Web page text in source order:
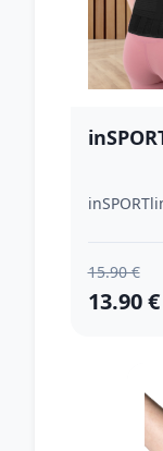
15.90 €
13.90 €